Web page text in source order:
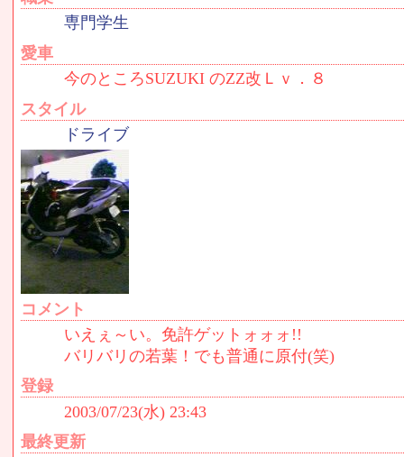
専門学生
愛車
今のところSUZUKI のZZ改Ｌｖ．８
スタイル
ドライブ
コメント
いえぇ～い。免許ゲットォォォ!!
バリバリの若葉！でも普通に原付(笑)
登録
2003/07/23(水) 23:43
最終更新